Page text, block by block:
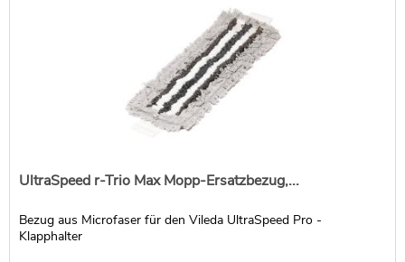
UltraSpeed r-Trio Max Mopp-Ersatzbezug,...
Bezug aus Microfaser für den Vileda UltraSpeed Pro -
Klapphalter